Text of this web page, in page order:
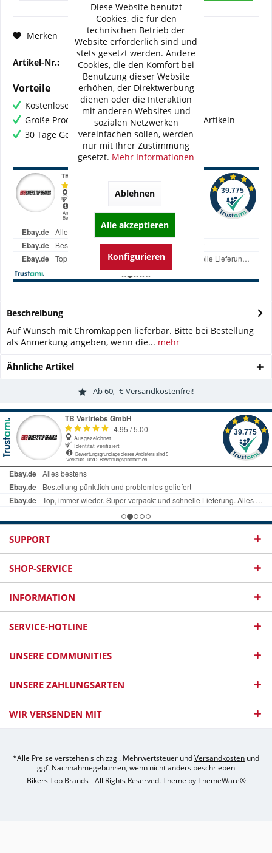
Merken Fragen zum Artikel?
Artikel-Nr.: BI-D0030-WME02V2
Vorteile
Kostenloser Versand ab € 60,- Bestellwert
Große Produktauswahl mit mehr als 80.000 Artikeln
30 Tage Geld-Zurück-Garantie
Beschreibung
Auf Wunsch mit Chromkappen lieferbar. Bitte bei Bestellung
als Anmerkung angeben, wenn die... mehr
Ähnliche Artikel
Ab 60,- € Versandkostenfrei!
SUPPORT
SHOP-SERVICE
INFORMATION
SERVICE-HOTLINE
UNSERE COMMUNITIES
UNSERE ZAHLUNGSARTEN
WIR VERSENDEN MIT
*Alle Preise verstehen sich zzgl. Mehrwertsteuer undVersandkosten und
ggf. Nachnahmegebühren, wenn nicht anders beschrieben
Bikers Top Brands - All Rights Reserved. Theme byThemeWare®
Diese Website benutzt
Cookies, die für den
technischen Betrieb der
Website erforderlich sind und
stets gesetzt werden. Andere
Cookies, die den Komfort bei
Benutzung dieser Website
erhöhen, der Direktwerbung
dienen oder die Interaktion
mit anderen Websites und
sozialen Netzwerken
vereinfachen sollen, werden
nur mit Ihrer Zustimmung
gesetzt. Mehr Informationen
Ablehnen
Alle akzeptieren
Konfigurieren